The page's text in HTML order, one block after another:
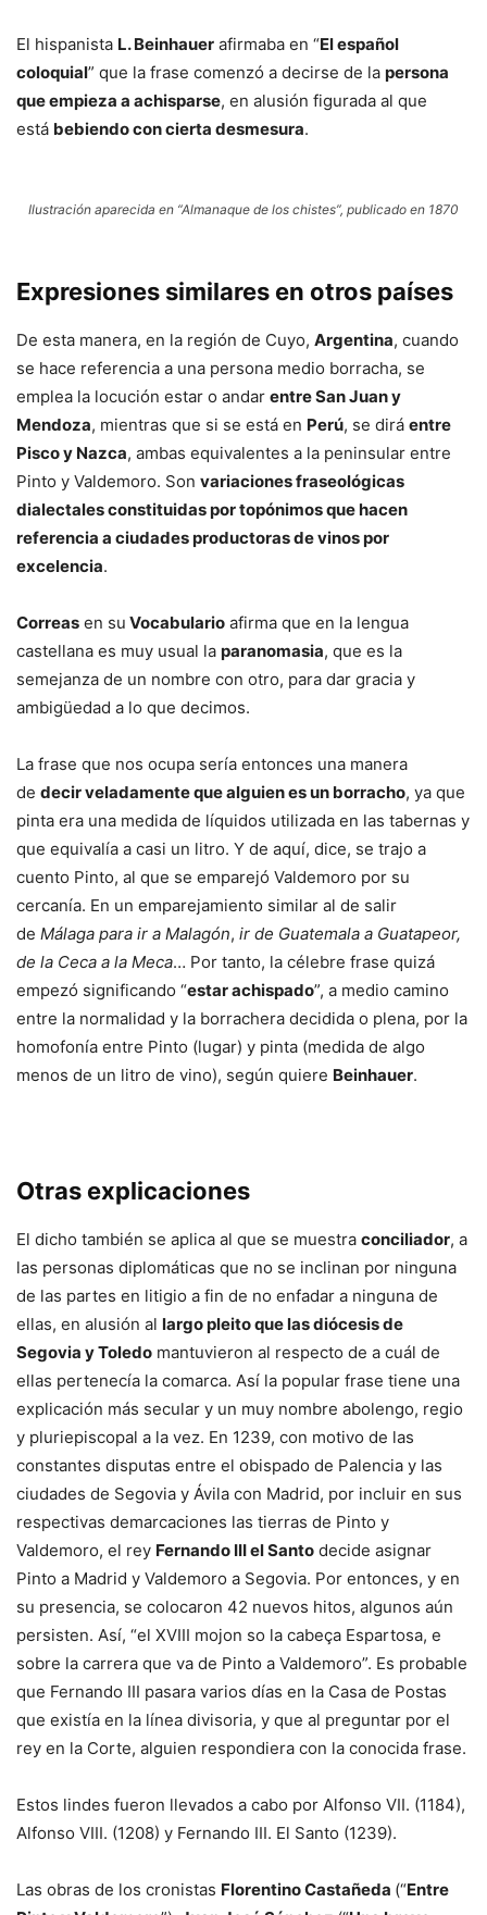
El hispanista L. Beinhauer afirmaba en “El español
coloquial” que la frase comenzó a decirse de la persona
que empieza a achisparse, en alusión figurada al que
está bebiendo con cierta desmesura.
Ilustración aparecida en “Almanaque de los chistes”, publicado en 1870
Expresiones similares en otros países
De esta manera, en la región de Cuyo, Argentina, cuando
se hace referencia a una persona medio borracha, se
emplea la locución estar o andar entre San Juan y
Mendoza, mientras que si se está en Perú, se dirá entre
Pisco y Nazca, ambas equivalentes a la peninsular entre
Pinto y Valdemoro. Son variaciones fraseológicas
dialectales constituidas por topónimos que hacen
referencia a ciudades productoras de vinos por
excelencia.
Correas en su Vocabulario afirma que en la lengua
castellana es muy usual la paranomasia, que es la
semejanza de un nombre con otro, para dar gracia y
ambigüedad a lo que decimos.
La frase que nos ocupa sería entonces una manera
de decir veladamente que alguien es un borracho, ya que
pinta era una medida de líquidos utilizada en las tabernas y
que equivalía a casi un litro. Y de aquí, dice, se trajo a
cuento Pinto, al que se emparejó Valdemoro por su
cercanía. En un emparejamiento similar al de salir
de Málaga para ir a Malagón, ir de Guatemala a Guatapeor,
de la Ceca a la Meca… Por tanto, la célebre frase quizá
empezó significando “estar achispado”, a medio camino
entre la normalidad y la borrachera decidida o plena, por la
homofonía entre Pinto (lugar) y pinta (medida de algo
menos de un litro de vino), según quiere Beinhauer.
Otras explicaciones
El dicho también se aplica al que se muestra conciliador, a
las personas diplomáticas que no se inclinan por ninguna
de las partes en litigio a fin de no enfadar a ninguna de
ellas, en alusión al largo pleito que las diócesis de
Segovia y Toledo mantuvieron al respecto de a cuál de
ellas pertenecía la comarca. Así la popular frase tiene una
explicación más secular y un muy nombre abolengo, regio
y pluriepiscopal a la vez. En 1239, con motivo de las
constantes disputas entre el obispado de Palencia y las
ciudades de Segovia y Ávila con Madrid, por incluir en sus
respectivas demarcaciones las tierras de Pinto y
Valdemoro, el rey Fernando III el Santo decide asignar
Pinto a Madrid y Valdemoro a Segovia. Por entonces, y en
su presencia, se colocaron 42 nuevos hitos, algunos aún
persisten. Así, “el XVIII mojon so la cabeça Espartosa, e
sobre la carrera que va de Pinto a Valdemoro”. Es probable
que Fernando III pasara varios días en la Casa de Postas
que existía en la línea divisoria, y que al preguntar por el
rey en la Corte, alguien respondiera con la conocida frase.
Estos lindes fueron llevados a cabo por Alfonso VII. (1184),
Alfonso VIII. (1208) y Fernando III. El Santo (1239).
Las obras de los cronistas Florentino Castañeda (“Entre